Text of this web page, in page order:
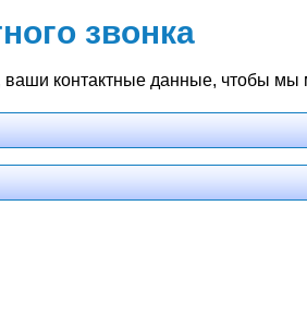
звонка
контактные данные, чтобы мы